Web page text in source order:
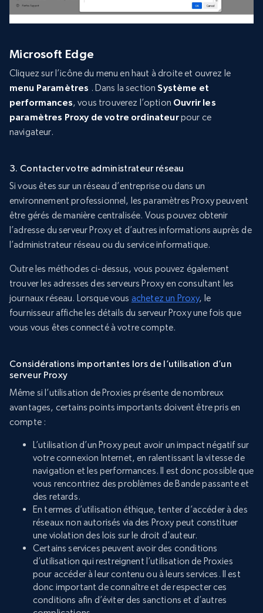
Microsoft Edge
Cliquez sur l’icône du menu en haut à droite et ouvrez le
menu Paramètres . Dans la sectionSystème et
performances, vous trouverez l’option Ouvrir les
paramètres Proxy de votre ordinateurpour ce
navigateur.
3. Contacter votre administrateur réseau
Si vous êtes sur un réseau d’entreprise ou dans un
environnement professionnel, les paramètres Proxy peuvent
être gérés de manière centralisée. Vous pouvez obtenir
l’adresse du serveur Proxy et d’autres informations auprès de
l’administrateur réseau ou du service informatique.
Outre les méthodes ci-dessus, vous pouvez également
trouver les adresses des serveurs Proxy en consultant les
journaux réseau. Lorsque vous achetez un Proxy, le
fournisseur affiche les détails du serveur Proxy une fois que
vous vous êtes connecté à votre compte.
Considérations importantes lors de l’utilisation d’un
serveur Proxy
Même si l’utilisation de Proxies présente de nombreux
avantages, certains points importants doivent être pris en
compte :
L’utilisation d’un Proxy peut avoir un impact négatif sur
votre connexion Internet, en ralentissant la vitesse de
navigation et les performances. Il est donc possible que
vous rencontriez des problèmes de Bande passante et
des retards.
En termes d’utilisation éthique, tenter d’accéder à des
réseaux non autorisés via des Proxy peut constituer
une violation des lois sur le droit d’auteur.
Certains services peuvent avoir des conditions
d’utilisation qui restreignent l’utilisation de Proxies
pour accéder à leur contenu ou à leurs services. Il est
donc important de connaître et de respecter ces
conditions afin d’éviter des sanctions et d’autres